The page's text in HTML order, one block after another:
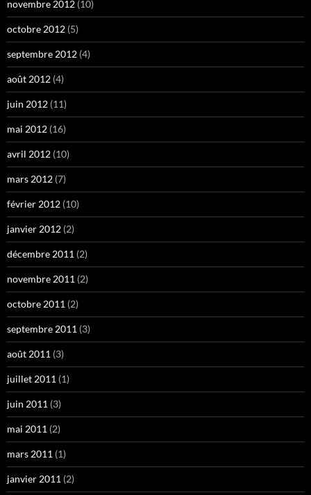
novembre 2012 (10)
octobre 2012 (5)
septembre 2012 (4)
août 2012 (4)
juin 2012 (11)
mai 2012 (16)
avril 2012 (10)
mars 2012 (7)
février 2012 (10)
janvier 2012 (2)
décembre 2011 (2)
novembre 2011 (2)
octobre 2011 (2)
septembre 2011 (3)
août 2011 (3)
juillet 2011 (1)
juin 2011 (3)
mai 2011 (2)
mars 2011 (1)
janvier 2011 (2)